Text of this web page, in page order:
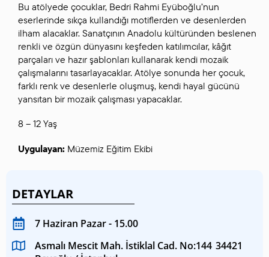
Bu atölyede çocuklar, Bedri Rahmi Eyüboğlu’nun
eserlerinde sıkça kullandığı motiflerden ve desenlerden
ilham alacaklar. Sanatçının Anadolu kültüründen beslenen
renkli ve özgün dünyasını keşfeden katılımcılar, kâğıt
parçaları ve hazır şablonları kullanarak kendi mozaik
çalışmalarını tasarlayacaklar. Atölye sonunda her çocuk,
farklı renk ve desenlerle oluşmuş, kendi hayal gücünü
yansıtan bir mozaik çalışması yapacaklar.
8 – 12 Yaş
Uygulayan: Müzemiz Eğitim Ekibi
DETAYLAR
7 Haziran Pazar - 15.00
Asmalı Mescit Mah. İstiklal Cad. No:144 34421